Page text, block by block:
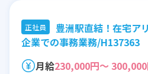
正社員
豊洲駅直結！在宅ア
企業での事務業務/H137363
月給230,000円～